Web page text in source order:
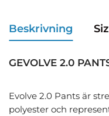
Beskrivning
GEVOLVE 2.0
Evolve 2.0 Pants är
polyester och